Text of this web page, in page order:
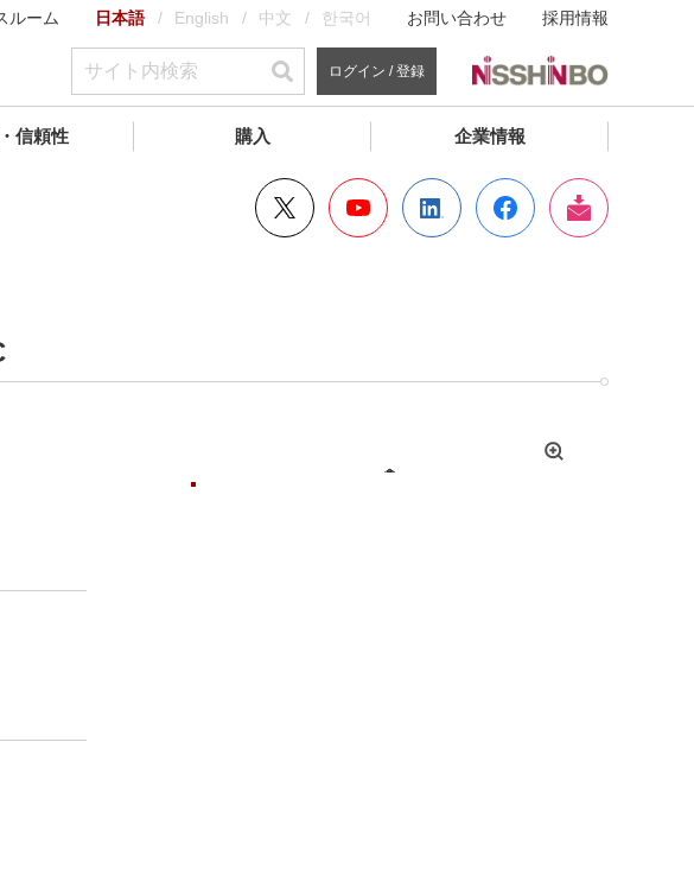
ルーム 日本語 English 中文 한국어 お問い合わせ 採用情報
ログイン / 登録
信頼性 購入 企業情報
拡